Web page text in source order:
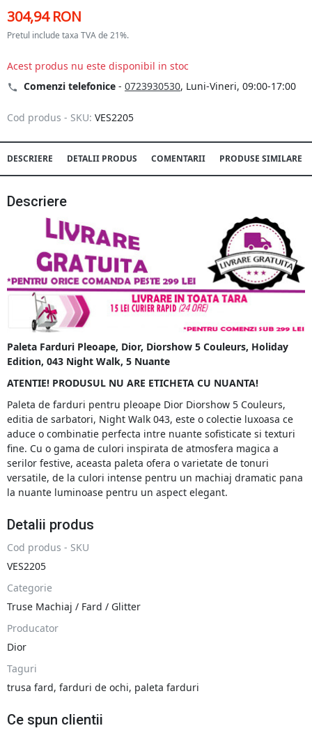
304,94 RON
Pretul include taxa TVA de 21%.
Acest produs nu este disponibil in stoc
Comenzi telefonice - 0723930530, Luni-Vineri, 09:00-17:00
Cod produs - SKU: VES2205
DESCRIERE DETALII PRODUS COMENTARII PRODUSE SIMILARE
Descriere
Paleta Farduri Pleoape, Dior, Diorshow 5 Couleurs, Holiday
Edition, 043 Night Walk, 5 Nuante
ATENTIE! PRODUSUL NU ARE ETICHETA CU NUANTA!
Paleta de farduri pentru pleoape Dior Diorshow 5 Couleurs,
editia de sarbatori, Night Walk 043, este o colectie luxoasa ce
aduce o combinatie perfecta intre nuante sofisticate si texturi
fine. Cu o gama de culori inspirata de atmosfera magica a
serilor festive, aceasta paleta ofera o varietate de tonuri
versatile, de la culori intense pentru un machiaj dramatic pana
la nuante luminoase pentru un aspect elegant.
Detalii produs
Cod produs - SKU
VES2205
Categorie
Truse Machiaj / Fard / Glitter
Producator
Dior
Taguri
trusa fard, farduri de ochi, paleta farduri
Ce spun clientii